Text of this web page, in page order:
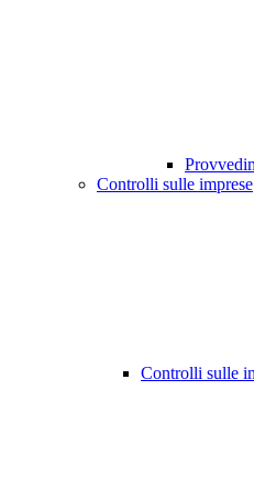
Controlli sulle imprese
Controlli sulle